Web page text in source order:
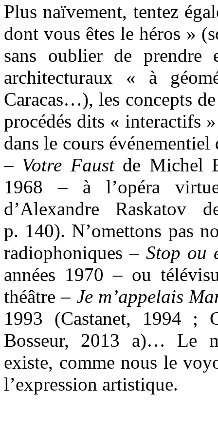
Plus naïvement, tentez
dont vous êtes le héros »
sans oublier de prendre
architecturaux « à
Caracas…), les concepts
procédés dits « interactifs
dans le cours événementiel
– Votre Faust de Michel
1968 – à l’opéra
d’Alexandre Raskatov
p. 140). N’omettons pas
radiophoniques –Stop ou
années 1970 – ou
théâtre – Je m’appelais
1993 (Castanet, 1994 ;
Bosseur, 2013 a)… Le
existe, comme nous le
l’expression artistique.